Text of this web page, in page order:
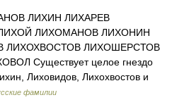
ЛИХИН ЛИХАРЕВ
ЛИХОМАНОВ ЛИХОНИН
ЛИХОХВОСТОВ ЛИХОШЕРСТОВ
Существует целое гнездо
Лиховидов, Лихохвостов и
фамилии